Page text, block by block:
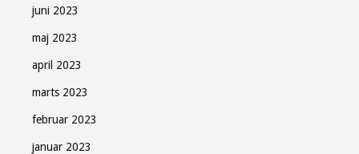
juni 2023
maj 2023
april 2023
marts 2023
februar 2023
januar 2023
Søndag Aftens nyhedsbrev